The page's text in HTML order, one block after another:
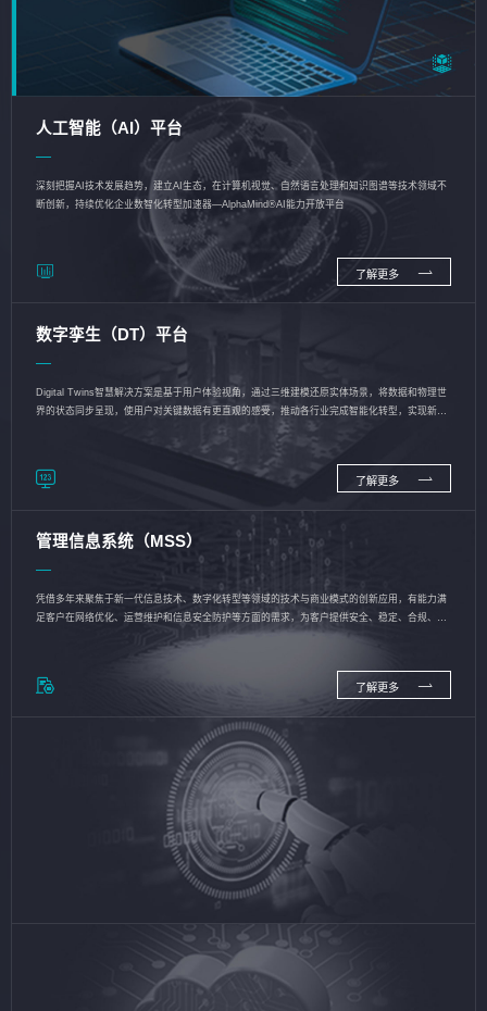
人工智能（AI）平台
深刻把握AI技术发展趋势，建立AI生态，在计算机视觉、自然语言处理和知识图谱等技术领域不
断创新，持续优化企业数智化转型加速器—AlphaMind®AI能力开放平台
了解更多
数字孪生（DT）平台
Digital Twins智慧解决方案是基于用户体验视角，通过三维建模还原实体场景，将数据和物理世
界的状态同步呈现，使用户对关键数据有更直观的感受，推动各行业完成智能化转型，实现新旧
了解更多
管理信息系统（MSS）
凭借多年来聚焦于新一代信息技术、数字化转型等领域的技术与商业模式的创新应用，有能力满
足客户在网络优化、运营维护和信息安全防护等方面的需求，为客户提供安全、稳定、合规、持
了解更多